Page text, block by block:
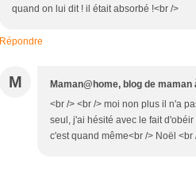
quand on lui dit ! il était absorbé !<br />
Répondre
M Maman@home, blog de maman
<br /> <br /> moi non plus il n'a
seul, j'ai hésité avec le fait
c'est quand même<br /> Noël <br